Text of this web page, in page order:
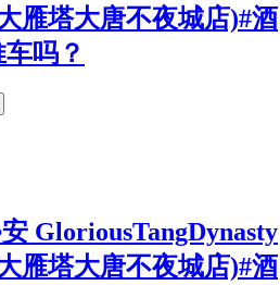
雁塔大唐不夜城店)#酒
吗？
GloriousTangDynasty
雁塔大唐不夜城店)#酒